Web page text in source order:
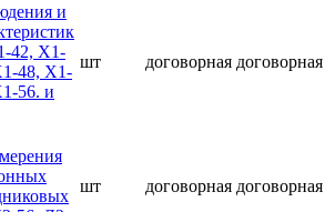
и
42, Х1-
48, Х1-
56. и
шт договорная договорная
шт договорная договорная